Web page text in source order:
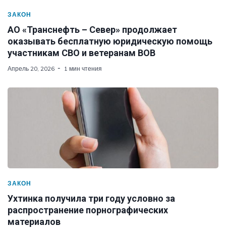
ЗАКОН
АО «Транснефть – Север» продолжает
оказывать бесплатную юридическую помощь
участникам СВО и ветеранам ВОВ
Апрель 20, 2026 1 мин чтения
ЗАКОН
Ухтинка получила три году условно за
распространение порнографических
материалов